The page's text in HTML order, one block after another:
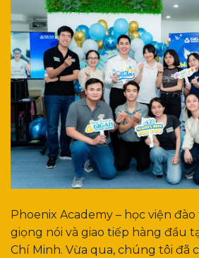
Phoenix Academy – học viện
giọng nói và giao tiếp hàng đầu
Chí Minh. Vừa qua, chúng tôi đã